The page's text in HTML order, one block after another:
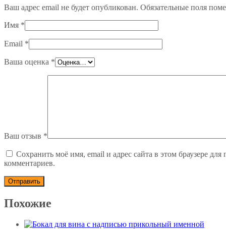
Ваш адрес email не будет опубликован. Обязательные поля
Имя *
Email *
Ваша оценка *
Ваш отзыв *
Сохранить моё имя, email и адрес сайта в этом браузере
комментариев.
Похожие